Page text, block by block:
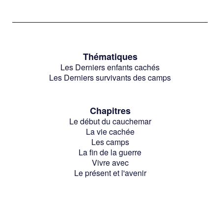
Thématiques
Les Derniers enfants cachés
Les Derniers survivants des camps
Chapitres
Le début du cauchemar
La vie cachée
Les camps
La fin de la guerre
Vivre avec
Le présent et l'avenir